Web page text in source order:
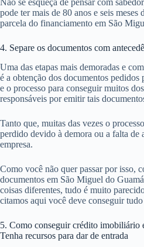
Independentemente de ser no banco
conta bancária para provar seus
que geram renda de maneira não
tipo de trabalho autônomo em São
Você pode aproveitar seus extratos
isso garante que você tenha mais
imobiliário em São Miguel do Guamá
3. Fique atento a idade
Não se esqueça de pensar com
parcela do financiamento em São
4. Separe os documentos com
é a obtenção dos documentos pedidos
e o processo para conseguir muitos
responsáveis por emitir tais